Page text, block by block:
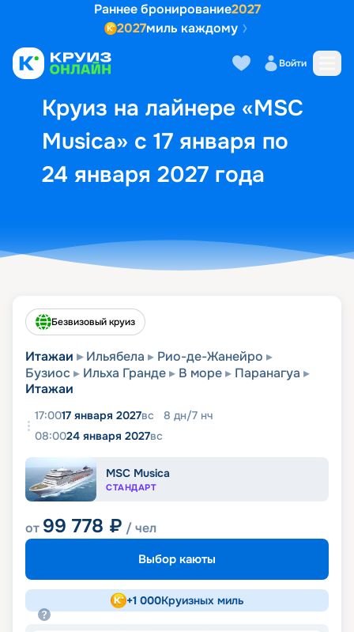
Раннее бронирование2027
2027миль каждому
Войти
Круиз на лайнере «MSC
Musica» с 17 января по
24 января 2027 года
Выбор кают Маршрут и
Безвизовый круиз
Итажаи Ильябела
Рио-де-Жанейро
Бузиос
Ильха Гранде В море
Паранагуа
Итажаи
17:0017 января 2027вс 8 дн/7 нч
08:0024 января 2027вс
MSC Musica
СТАНДАРТ
от 99 778 ₽ / чел
Выбор каюты
+1 000Круизных миль